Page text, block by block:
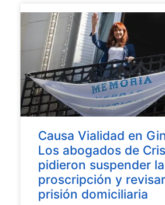
Causa Vialidad en
Los abogados de
pidieron suspender la
proscripción y
prisión domiciliaria